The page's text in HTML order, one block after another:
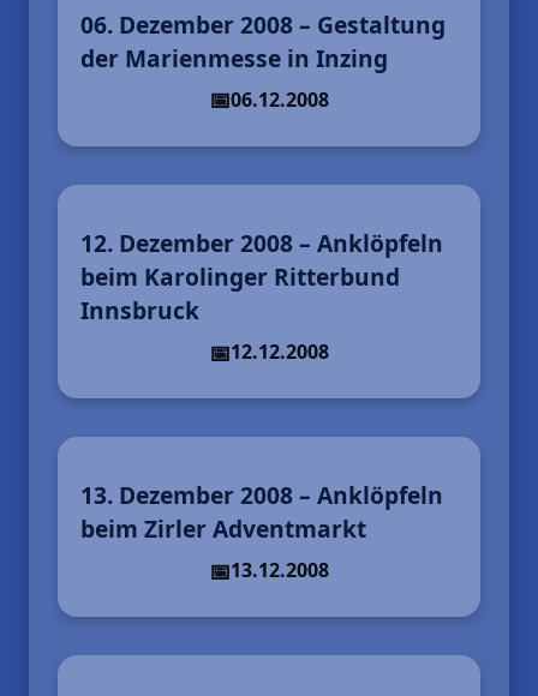
06. Dezember 2008 – Gestaltung
der Marienmesse in Inzing
06.12.2008
12. Dezember 2008 – Anklöpfeln
beim Karolinger Ritterbund
Innsbruck
12.12.2008
13. Dezember 2008 – Anklöpfeln
beim Zirler Adventmarkt
13.12.2008